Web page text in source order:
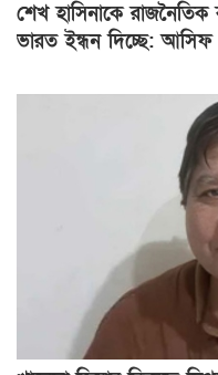
শেখ হাসিনাকে
ভারত ইন্ধন দিচ্ছে: